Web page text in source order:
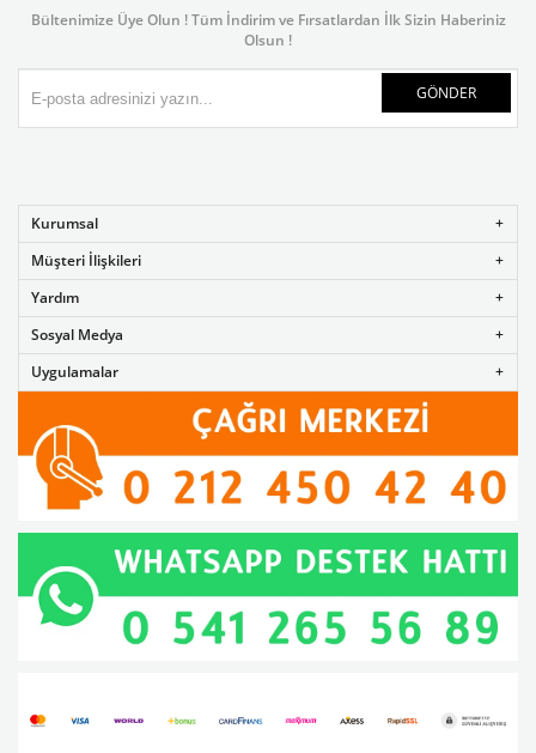
Bültenimize Üye Olun ! Tüm İndirim ve Fırsatlardan İlk Sizin Haberiniz
Olsun !
GÖNDER
Kurumsal
Müşteri İlişkileri
Yardım
Sosyal Medya
Uygulamalar